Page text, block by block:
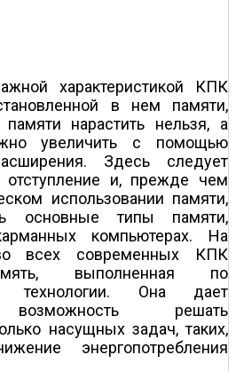
характеристикой КПК
в нем памяти,
нарастить нельзя, а
увеличить с помощью
Здесь следует
отступление и, прежде чем
использовании памяти,
основные типы памяти,
компьютерах. На
всех современных КПК
выполненная по
технологии. Она дает
возможность решать
насущных задач, таких,
энергопотребления